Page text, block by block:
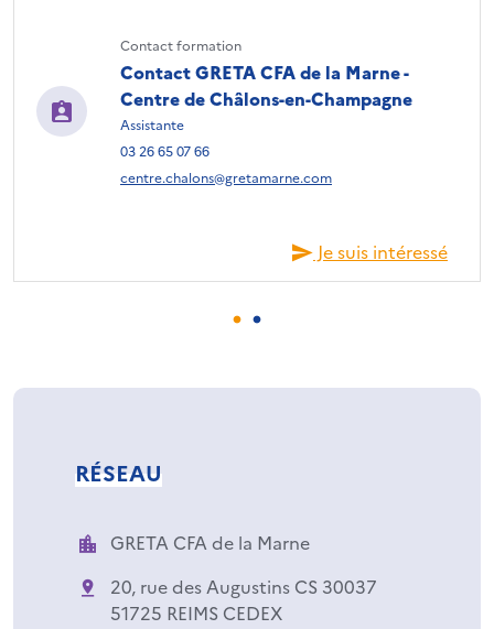
Contact formation
Contact GRETA CFA de la Marne -
Centre de Châlons-en-Champagne
Assistante
03 26 65 07 66
centre.chalons@gretamarne.com
Je suis intéressé
RÉSEAU
GRETA CFA de la Marne
20, rue des Augustins CS 30037
51725 REIMS CEDEX